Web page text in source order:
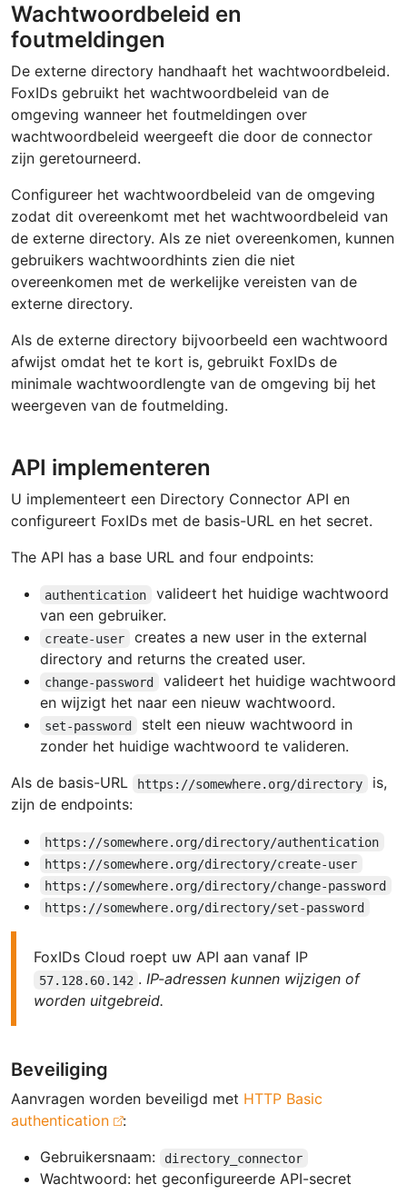
Wachtwoordbeleid en
foutmeldingen
De externe directory handhaaft het wachtwoordbeleid.
FoxIDs gebruikt het wachtwoordbeleid van de
omgeving wanneer het foutmeldingen over
wachtwoordbeleid weergeeft die door de connector
zijn geretourneerd.
Configureer het wachtwoordbeleid van de omgeving
zodat dit overeenkomt met het wachtwoordbeleid van
de externe directory. Als ze niet overeenkomen, kunnen
gebruikers wachtwoordhints zien die niet
overeenkomen met de werkelijke vereisten van de
externe directory.
Als de externe directory bijvoorbeeld een wachtwoord
afwijst omdat het te kort is, gebruikt FoxIDs de
minimale wachtwoordlengte van de omgeving bij het
weergeven van de foutmelding.
API implementeren
U implementeert een Directory Connector API en
configureert FoxIDs met de basis-URL en het secret.
The API has a base URL and four endpoints:
authentication
valideert het huidige wachtwoord
van een gebruiker.
create-user
creates a new user in the external
directory and returns the created user.
change-password
valideert het huidige wachtwoord
en wijzigt het naar een nieuw wachtwoord.
set-password
stelt een nieuw wachtwoord in
zonder het huidige wachtwoord te valideren.
Als de basis-URL
https://somewhere.org/directory
is,
zijn de endpoints:
https://somewhere.org/directory/authentication
https://somewhere.org/directory/create-user
https://somewhere.org/directory/change-password
https://somewhere.org/directory/set-password
FoxIDs Cloud roept uw API aan vanaf IP
57.128.60.142 .IP-adressen kunnen wijzigen of
worden uitgebreid.
Beveiliging
Aanvragen worden beveiligd met HTTP Basic
authentication
:
Gebruikersnaam:
directory_connector
Wachtwoord: het geconfigureerde API-secret